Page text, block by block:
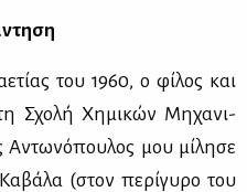
του 1960, ο φί­λος και
Σχο­λή Χη­μι­κών Μη­χα­νι­
Αντω­νό­που­λος μου μί­λη­σε
(στον πε­ρί­γυ­ρο του